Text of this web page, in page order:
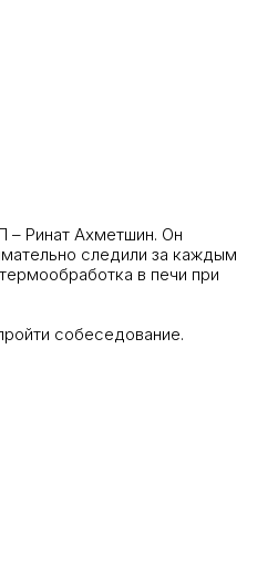
– Ринат Ахметшин. Он
следили за каждым
в печи при
собеседование.